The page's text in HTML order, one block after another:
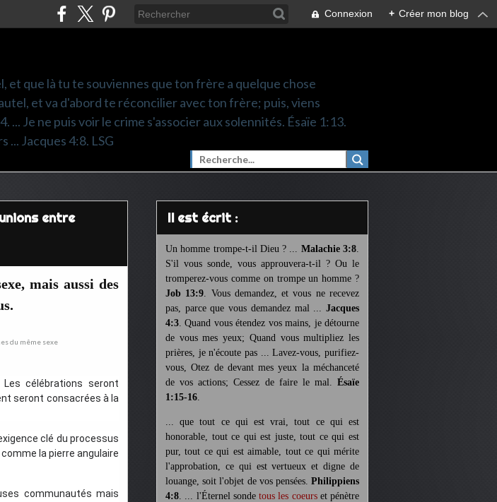
Connexion + Créer mon blog
et que là tu te souviennes que ton frère a quelque chose
et va d'abord te réconcilier avec ton frère; puis, viens
Je ne puis voir le crime s'associer aux solennités. Ésaïe 1:13.
... Jacques 4:8. LSG
entre
mais aussi des
célébrations seront
seront consacrées à la
clé du processus
la pierre angulaire
communautés mais
Il est écrit :
Un homme trompe-t-il Dieu ? ... Malachie 3:8.
S'il vous sonde, vous approuvera-t-il ? Ou le
tromperez-vous comme on trompe un homme ?
Job 13:9. Vous demandez, et vous ne recevez
pas, parce que vous demandez mal ... Jacques
4:3. Quand vous étendez vos mains, je détourne
de vous mes yeux; Quand vous multipliez les
prières, je n'écoute pas ... Lavez-vous, purifiez-
vous, Otez de devant mes yeux la méchanceté
de vos actions; Cessez de faire le mal. Ésaïe
1:15-16.
... que tout ce qui est vrai, tout ce qui est
honorable, tout ce qui est juste, tout ce qui est
pur, tout ce qui est aimable, tout ce qui mérite
l'approbation, ce qui est vertueux et digne de
louange, soit l'objet de vos pensées. Philippiens
4:8. ... l'Éternel sonde tous les coeurset pénètre